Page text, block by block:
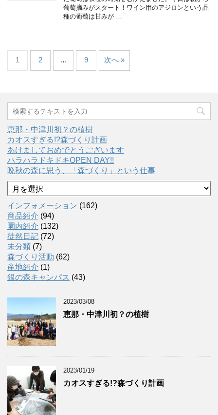
葡萄摘みがスタート！ワイン用のアジロンという品
種の葡萄は甘みが …
1 2 … 9 次へ »
恵那・中津川初？の植樹
カオスすぎる!?森づくり計画
あけましておめでとうございます
ハラハラドキドキOPEN DAY!!
晩秋の森に思う、「森づくり」という仕事
ア
ー
カ
イ
ブ
インフォメーション (162)
商品紹介 (94)
園内紹介 (132)
徒然日記 (72)
未分類 (7)
森づくり活動 (62)
産地紹介 (1)
銀の森キャンパス (43)
2023/03/08
恵那・中津川初？の植樹
2023/01/19
カオスすぎる!?森づくり計画